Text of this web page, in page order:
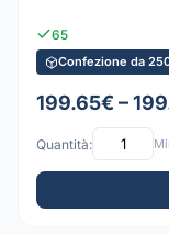
65
Confezione da
199.65€ –
Quantità: